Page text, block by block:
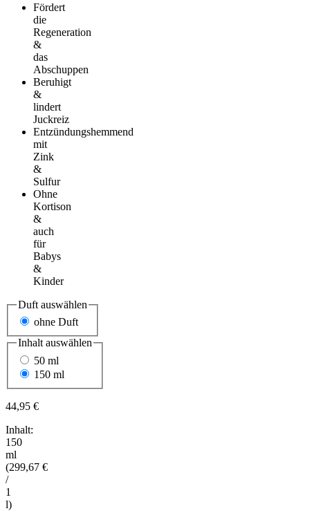
Fördert
die
Regeneration
&
das
Abschuppen
Beruhigt
&
lindert
Juckreiz
Entzündungshemmend
mit
Zink
&
Sulfur
Ohne
Kortison
&
auch
für
Babys
&
Kinder
Duft auswählen
ohne Duft
Inhaltauswählen
50 ml
150 ml
44,95 €
Inhalt:
150
ml
(299,67 €
/
1
l)